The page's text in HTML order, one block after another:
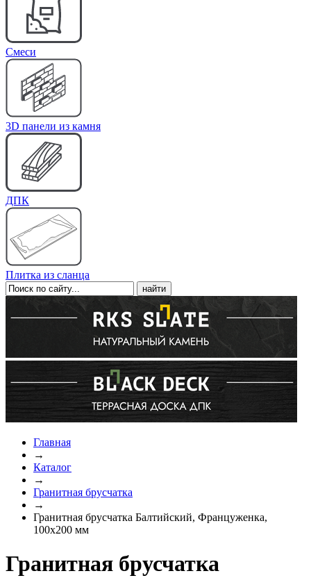
Cмеси
3D панели из камня
ДПК
Плитка из сланца
Главная
→
Каталог
→
Гранитная брусчатка
→
Гранитная брусчатка Балтийский, Француженка,
100x200 мм
Гранитная брусчатка